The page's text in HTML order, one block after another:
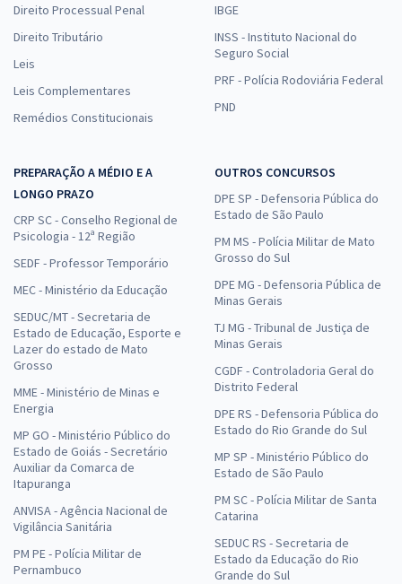
Direito Processual Penal
Direito Tributário
Leis
Leis Complementares
Remédios Constitucionais
IBGE
INSS - Instituto Nacional do
Seguro Social
PRF - Polícia Rodoviária Federal
PND
PREPARAÇÃO A MÉDIO E A
LONGO PRAZO
CRP SC - Conselho Regional de
Psicologia - 12ª Região
SEDF - Professor Temporário
MEC - Ministério da Educação
SEDUC/MT - Secretaria de
Estado de Educação, Esporte e
Lazer do estado de Mato
Grosso
MME - Ministério de Minas e
Energia
MP GO - Ministério Público do
Estado de Goiás - Secretário
Auxiliar da Comarca de
Itapuranga
ANVISA - Agência Nacional de
Vigilância Sanitária
PM PE - Polícia Militar de
Pernambuco
OUTROS CONCURSOS
DPE SP - Defensoria Pública do
Estado de São Paulo
PM MS - Polícia Militar de Mato
Grosso do Sul
DPE MG - Defensoria Pública de
Minas Gerais
TJ MG - Tribunal de Justiça de
Minas Gerais
CGDF - Controladoria Geral do
Distrito Federal
DPE RS - Defensoria Pública do
Estado do Rio Grande do Sul
MP SP - Ministério Público do
Estado de São Paulo
PM SC - Polícia Militar de Santa
Catarina
SEDUC RS - Secretaria de
Estado da Educação do Rio
Grande do Sul